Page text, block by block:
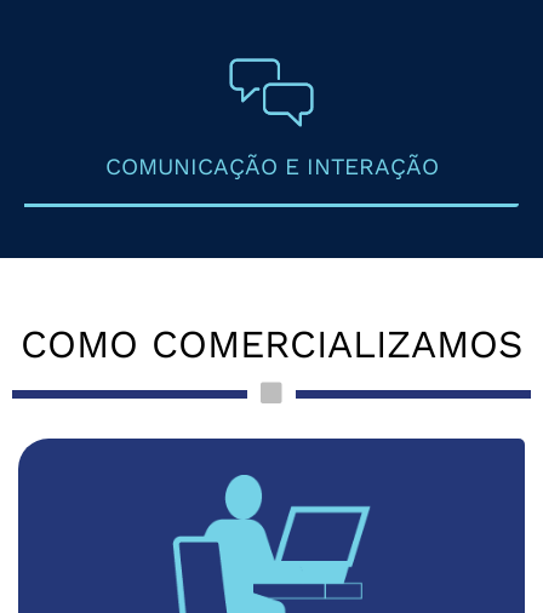
COMUNICAÇÃO E INTERAÇÃO
COMO COMERCIALIZAMOS